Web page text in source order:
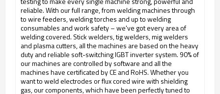
reliable. With our full range, from welding machines through
to wire feeders, welding torches and up to welding
consumables and work safety – we've got every area of
welding covered. Stick welders, tig welders, mig welders
and plasma cutters, all the machines are based on the heavy
duty and reliable soft-switching IGBT inverter system. 90% of
our machines are controlled by software and all the
machines have certificated by CE and RoHS. Whether you
want to weld electrodes or flux cored wire with shielding
gas, our components, which have been perfectly tuned to